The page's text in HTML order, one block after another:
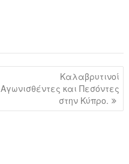
Καλαβρυτινοί
Αγωνισθέντες και Πεσόντες
στην Κύπρο.